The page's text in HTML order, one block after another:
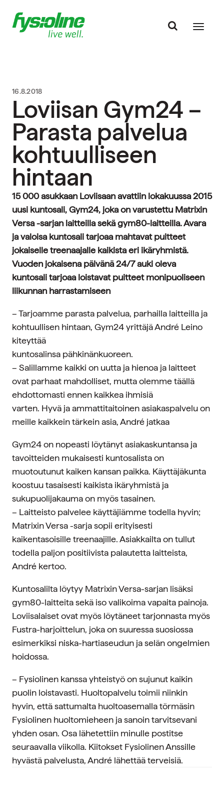
16.8.2018
Loviisan Gym24 –
Parasta palvelua
kohtuulliseen
hintaan
15 000 asukkaan Loviisaan avattiin lokakuussa 2015
uusi kuntosali, Gym24, joka on varustettu Matrixin
Versa -sarjan laitteilla sekä gym80-laitteilla. Avara
ja valoisa kuntosali tarjoaa mahtavat puitteet
jokaiselle treenaajalle kaikista eri ikäryhmistä.
Vuoden jokaisena päivänä 24/7 auki oleva
kuntosali tarjoaa loistavat puitteet monipuoliseen
liikunnan harrastamiseen
– Tarjoamme parasta palvelua, parhailla laitteilla ja
kohtuullisen hintaan, Gym24 yrittäjä André Leino
kiteyttää
kuntosalinsa pähkinänkuoreen.
– Salillamme kaikki on uutta ja hienoa ja laitteet
ovat parhaat mahdolliset, mutta olemme täällä
ehdottomasti ennen kaikkea ihmisiä
varten. Hyvä ja ammattitaitoinen asiakaspalvelu on
meille kaikkein tärkein asia, André jatkaa
Gym24 on nopeasti löytänyt asiakaskuntansa ja
tavoitteiden mukaisesti kuntosalista on
muotoutunut kaiken kansan paikka. Käyttäjäkunta
koostuu tasaisesti kaikista ikäryhmistä ja
sukupuolijakauma on myös tasainen.
– Laitteisto palvelee käyttäjiämme todella hyvin;
Matrixin Versa -sarja sopii erityisesti
kaikentasoisille treenaajille. Asiakkailta on tullut
todella paljon positiivista palautetta laitteista,
André kertoo.
Kuntosalilta löytyy Matrixin Versa-sarjan lisäksi
gym80-laitteita sekä iso valikoima vapaita painoja.
Loviisalaiset ovat myös löytäneet tarjonnasta myös
Fustra-harjoittelun, joka on suuressa suosiossa
esimerkiksi niska-hartiaseudun ja selän ongelmien
hoidossa.
– Fysiolinen kanssa yhteistyö on sujunut kaikin
puolin loistavasti. Huoltopalvelu toimii niinkin
hyvin, että sattumalta huoltoasemalla törmäsin
Fysiolinen huoltomieheen ja sanoin tarvitsevani
yhden osan. Osa lähetettiin minulle postitse
seuraavalla viikolla. Kiitokset Fysiolinen Anssille
hyvästä palvelusta, André lähettää terveisiä.